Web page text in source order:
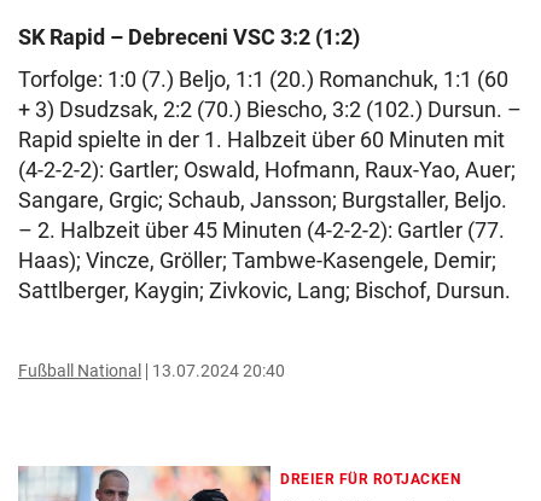
SK Rapid – Debreceni VSC 3:2 (1:2)
Torfolge: 1:0 (7.) Beljo, 1:1 (20.) Romanchuk, 1:1 (60
+ 3) Dsudzsak, 2:2 (70.) Biescho, 3:2 (102.) Dursun. –
Rapid spielte in der 1. Halbzeit über 60 Minuten mit
(4-2-2-2): Gartler; Oswald, Hofmann, Raux-Yao, Auer;
Sangare, Grgic; Schaub, Jansson; Burgstaller, Beljo.
– 2. Halbzeit über 45 Minuten (4-2-2-2): Gartler (77.
Haas); Vincze, Gröller; Tambwe-Kasengele, Demir;
Sattlberger, Kaygin; Zivkovic, Lang; Bischof, Dursun.
Fußball National 13.07.2024 20:40
DREIER FÜR ROTJACKEN